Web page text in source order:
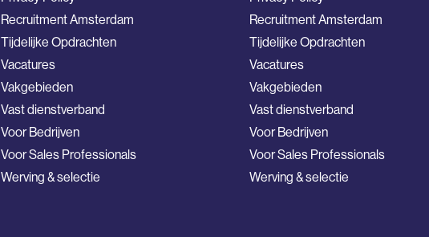
Recruitment Amsterdam
Tijdelijke Opdrachten
Vacatures
Vakgebieden
Vast dienstverband
Voor Bedrijven
Voor Sales Professionals
Werving & selectie
Recruitment Amsterdam
Tijdelijke Opdrachten
Vacatures
Vakgebieden
Vast dienstverband
Voor Bedrijven
Voor Sales Professionals
Werving & selectie